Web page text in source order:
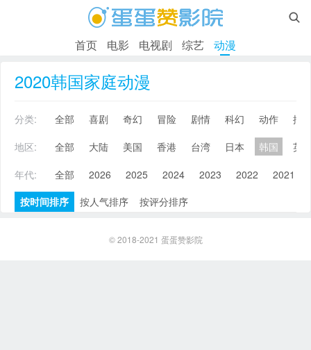

首页 电影 电视剧 综艺 动漫
2020韩国家庭动漫
分类: 全部 喜剧 奇幻 冒险 剧情 科幻 动作
搞
地区:
全部 大陆 美国 香港 台湾 日本 韩国
英
年代:
全部 2026 2025 2024 2023 2022 2021
按时间排序
按人气排序 按评分排序
© 2018-2021 蛋蛋赞影院